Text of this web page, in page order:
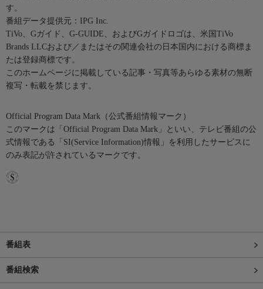
す。
番組データ提供元：IPG Inc.
TiVo、Gガイド、G-GUIDE、およびGガイドロゴは、米国TiVo
Brands LLCおよび／またはその関連会社の日本国内における商標ま
たは登録商標です。
このホームページに掲載している記事・写真等あらゆる素材の無断
複写・転載を禁じます。
Official Program Data Mark（公式番組情報マーク）
このマークは「Official Program Data Mark」といい、テレビ番組の公
式情報である「SI(Service Information)情報」を利用したサービスに
のみ表記が許されているマークです。
番組表
番組検索